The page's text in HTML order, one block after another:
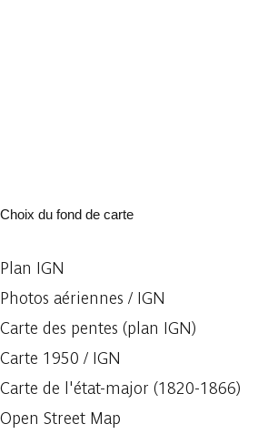
Choix du fond de carte
Plan IGN
Photos aériennes / IGN
Carte des pentes (plan IGN)
Carte 1950 / IGN
Carte de l'état-major (1820-1866)
Open Street Map